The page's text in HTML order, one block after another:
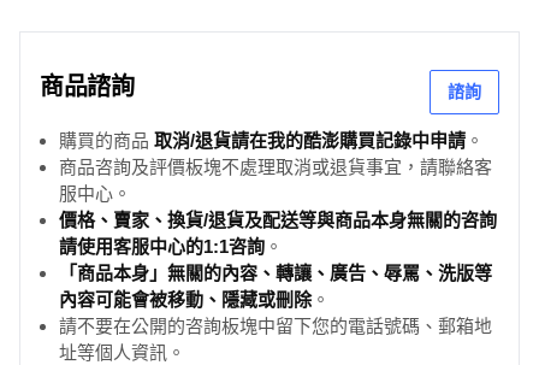
商品諮詢 諮詢
購買的商品 取消/退貨請在我的酷澎購買記錄中申請 。
商品咨詢及評價板塊不處理取消或退貨事宜，請聯絡客
服中心。
價格、賣家、換貨/退貨及配送等與商品本身無關的咨詢
請使用客服中心的1:1咨詢 。
「商品本身」無關的內容、轉讓、廣告、辱罵、洗版等
內容可能會被移動、隱藏或刪除。
請不要在公開的咨詢板塊中留下您的電話號碼、郵箱地
址等個人資訊。